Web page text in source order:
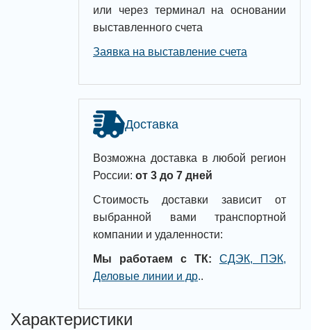
или через терминал на основании
выставленного счета
Заявка на выставление счета
Доставка
Возможна доставка в любой регион
России: от 3 до 7 дней
Стоимость доставки зависит от
выбранной вами транспортной
компании и удаленности:
Мы работаем с ТК:
СДЭК, ПЭК,
Деловые линии и др..
Характеристики